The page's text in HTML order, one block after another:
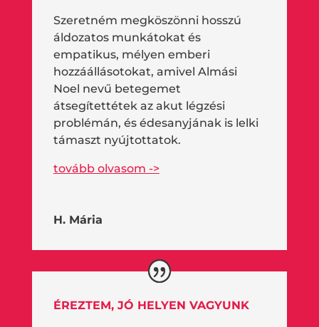
Szeretném megköszönni hosszú
áldozatos munkátokat és
empatikus, mélyen emberi
hozzáállásotokat, amivel Almási
Noel nevű betegemet
átsegítettétek az akut légzési
problémán, és édesanyjának is lelki
támaszt nyújtottatok.
tovább olvasom ->
H. Mária
ÉREZTEM, JÓ HELYEN VAGYUNK